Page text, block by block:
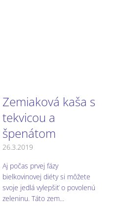
Zemiaková kaša s
tekvicou a
špenátom
26.3.2019
Aj počas prvej fázy
bielkovinovej diéty si môžete
svoje jedlá vylepšiť o povolenú
zeleninu. Táto zem...